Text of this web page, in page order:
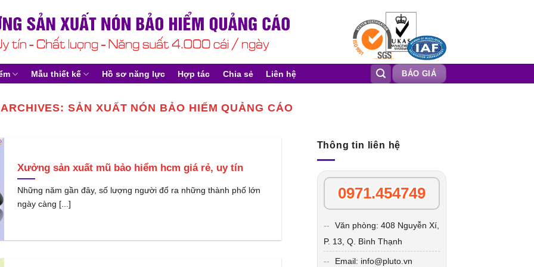
Mẫu thiết kế Hồ sơ năng lực Hợp tác Chia sẻ Liên hệ BÁO GIÁ
SẢN XUẤT NÓN BẢO HIỂM QUẢNG CÁO
Xưởng sản xuất mũ bảo hiểm hcm giá rẻ, uy tín
Những năm gần đây, số lượng người đổ ra những thành phố lớn
ngày càng [...]
Thông tin liên hệ
0971.454749
Văn phòng: 408 Nguyễn Xí,
P. 13, Q. Bình Thạnh
Email: info@pluto.vn